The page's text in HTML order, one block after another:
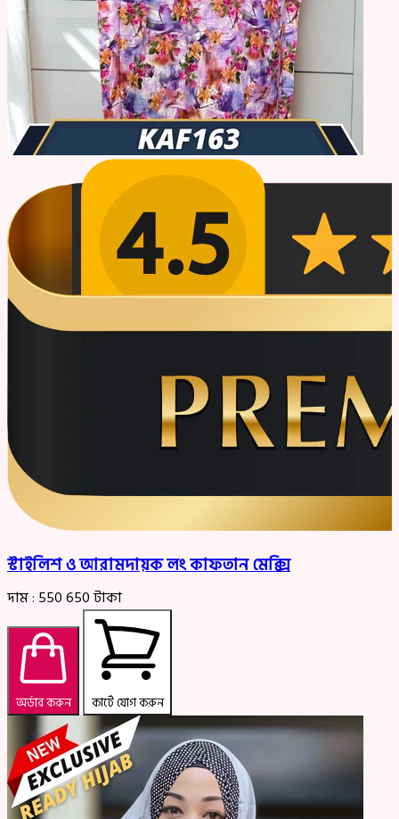
স্টাইলিশ ও আরামদায়ক লং কাফতান মেক্সি
দাম : 550650টাকা
অর্ডার করুন কার্টে যোগ করুন